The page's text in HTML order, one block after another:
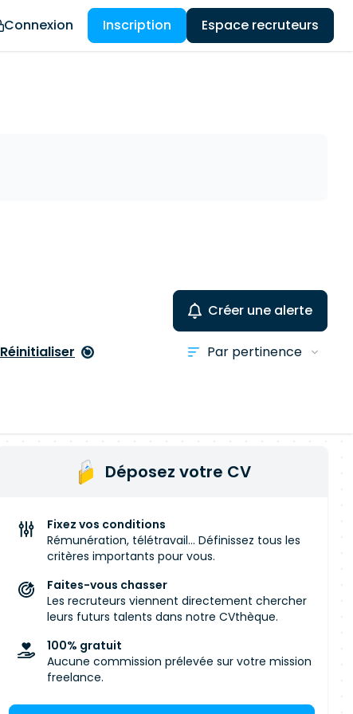
Connexion Inscription Espace recruteurs
Créer une alerte
Réinitialiser
Déposez votre CV
Fixez vos conditions
Rémunération, télétravail... Définissez tous les
critères importants pour vous.
Faites-vous chasser
Les recruteurs viennent directement chercher
leurs futurs talents dans notre CVthèque.
100% gratuit
Aucune commission prélevée sur votre mission
freelance.